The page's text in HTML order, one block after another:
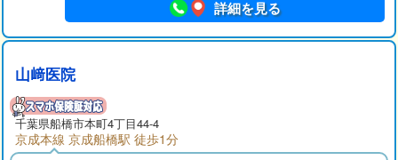
詳細を見る
山﨑医院
千葉県船橋市本町4丁目44-4
京成本線 京成船橋駅 徒歩1分